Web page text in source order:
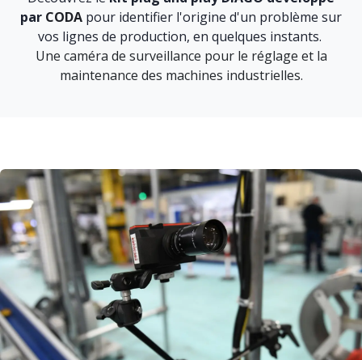
par CODA pour identifier l'origine d'un problème sur
vos lignes de production, en quelques instants.
Une caméra de surveillance pour le réglage et la
maintenance des machines industrielles.